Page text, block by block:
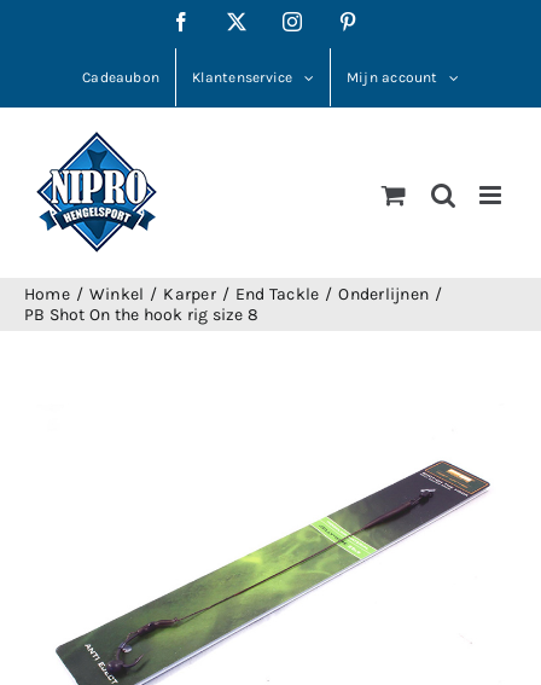
Facebook Instagram
Cadeaubon Klantenservice Mijn account
Home Winkel Karper End Tackle
Onderlijnen
PB Shot On the hook rig size 8